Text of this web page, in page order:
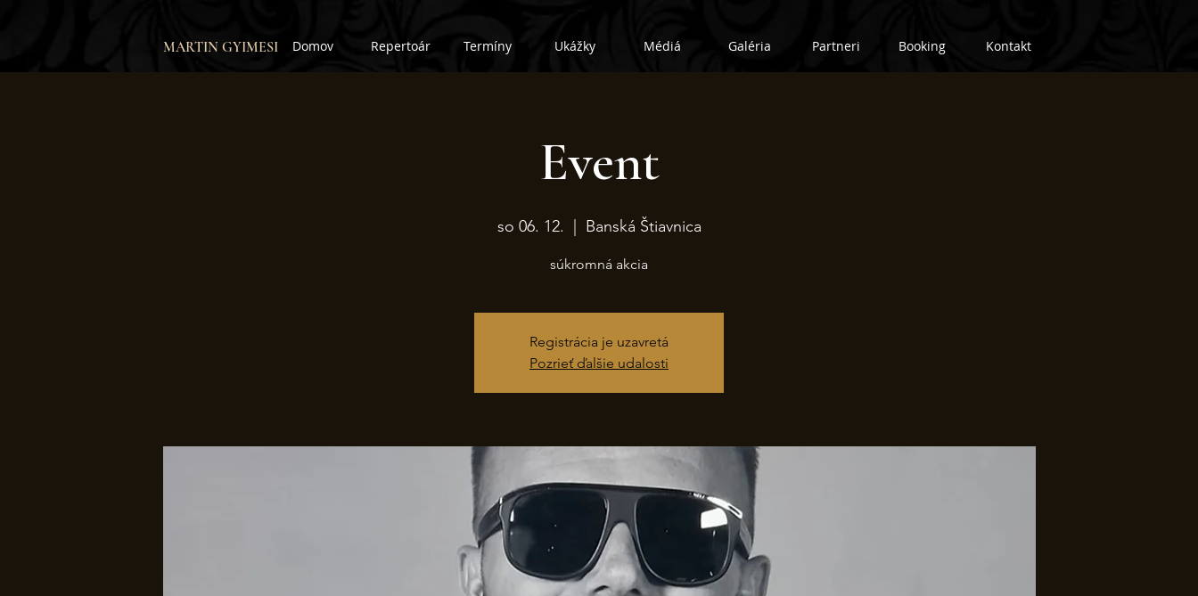
Domov Repertoár Termíny Ukážky Médiá Galéria Partneri Booking Kontakt
MARTIN GYIMESI
Event
so 06. 12. Banská Štiavnica
súkromná akcia
Registrácia je uzavretá
Pozrieť ďalšie udalosti